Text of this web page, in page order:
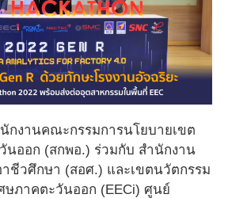
กงานคณะกรรมการนโยบายเขต
ออก (สกพอ.) ร่วมกับ สำนักงาน
ชีวศึกษา (สอศ.) และเขตนวัตกรรม
ศษภาคตะวันออก (EECi) ศูนย์